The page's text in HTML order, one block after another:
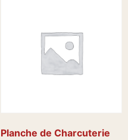
Planche de Charcuterie